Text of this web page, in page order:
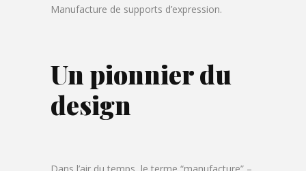
Manufacture de supports d’expression.
Un pionnier du
design